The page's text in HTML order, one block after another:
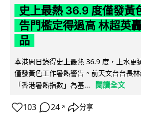
史上最熱 36.9 度僅發黃
告門檻定得過高 林超英
品
本港周日錄得史上最熱 36.9 度，上水更
僅發黃色工作暑熱警告。前天文台台長
「香港暑熱指數」為基...
閱讀全文
103 24 ↗ 分享